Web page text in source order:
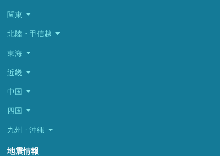
関東
北陸・甲信越
東海
近畿
中国
四国
九州・沖縄
地震情報